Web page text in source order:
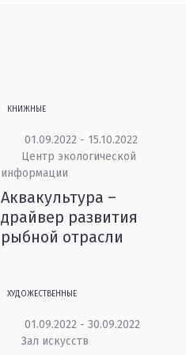
КНИЖНЫЕ
01.09.2022 - 15.10.2022
Центр экологической
информации
Аквакультура –
драйвер развития
рыбной отрасли
ХУДОЖЕСТВЕННЫЕ
01.09.2022 - 30.09.2022
Зал искусств